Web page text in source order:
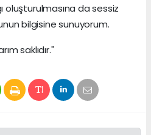
oluşturulmasına da sessiz
bilgisine sunuyorum.
saklıdır."